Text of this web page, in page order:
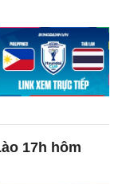
17h hôm